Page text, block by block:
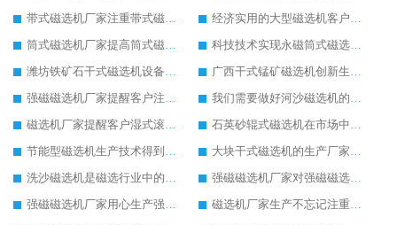
带式磁选机厂家注重带式磁选机细节生产
经济实用的大型磁选机客户反馈好
筒式磁选机厂家提高筒式磁选机的设备质量
科技技术实现永磁筒式磁选机飞跃发展
潍坊铁矿石干式磁选机设备厂家注重磁选机的质量生产
广西干式锰矿磁选机创新生产促进经济增长
强磁磁选机厂家提醒客户注意强磁磁选机的安全生产
我们需要做好河沙磁选机的每日检查工作
磁选机厂家提醒客户湿式滚筒磁选机并不是贵的好
石英砂辊式磁选机在市场中有稳定的发展局势
节能型磁选机生产技术得到客户认可
大块干式磁选机的生产厂家市场信誉度高
洗沙磁选机是磁选行业中的知名设备
强磁磁选机厂家对强磁磁选机进行质量和技术升级
强磁磁选机厂家用心生产强磁磁选机设备
磁选机厂家生产不忘记注重品质问题